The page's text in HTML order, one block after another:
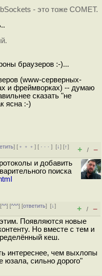
- это тоже COMET.
браузеров :-)...
(www-серверных-
и фреймворках) -- думаю
сказать "не
ясна :-)
] [ ﹢﹢﹢] [ · · ·][↓] [↑]
+ / –
и добавить
поиска
^^] [^^^] [ответить][↓]
+ / –
Появляются новые
Но вместе с тем и
кеш.
интереснее, чем выхлопы
юзала, сильно дорого"